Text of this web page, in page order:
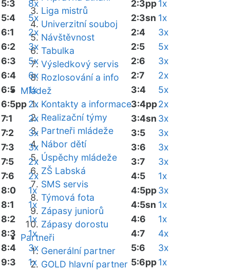
Liga mistrů
Univerzitní souboj
Návštěvnost
Tabulka
Výsledkový servis
Rozlosování a info
Mládež
Kontakty a informace
Realizační týmy
Partneři mládeže
Nábor dětí
Úspěchy mládeže
ZŠ Labská
SMS servis
Týmová fota
Zápasy juniorů
Zápasy dorostu
Partneři
Generální partner
GOLD hlavní partner
5:3
8x
5:4
5x
6:1
2x
6:2
3x
6:3
5x
6:4
6x
6:5
1x
6:5pp2x
7:1
2x
7:2
3x
7:3
3x
7:5
2x
7:6
2x
8:0
1x
8:1
1x
8:2
1x
8:3
1x
8:4
3x
9:3
1x
2:3pp1x
2:3sn 1x
2:4
3x
2:5
5x
2:6
3x
2:7
2x
3:4
5x
3:4pp2x
3:4sn 3x
3:5
3x
3:6
3x
3:7
3x
4:5
1x
4:5pp3x
4:5sn 1x
4:6
1x
4:7
4x
5:6
3x
5:6pp1x